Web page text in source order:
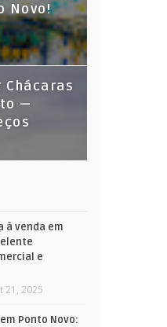
Novo!
Chácaras
—
à venda em
e
21, 2025
Ponto Novo: